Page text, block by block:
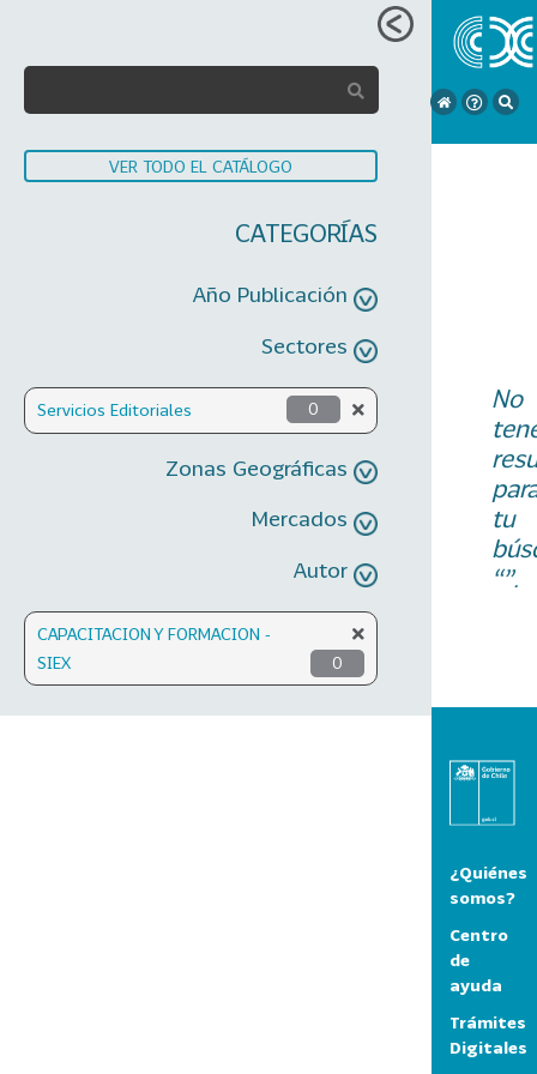
VER TODO EL CATÁLOGO
CATEGORÍAS
Año Publicación
Sectores
Servicios Editoriales 0
Zonas Geográficas
Mercados
Autor
CAPACITACION Y FORMACION -
SIEX
0
No
tu
“”.
¿Quiénes
somos?
Centro
de
ayuda
Trámites
Digitales